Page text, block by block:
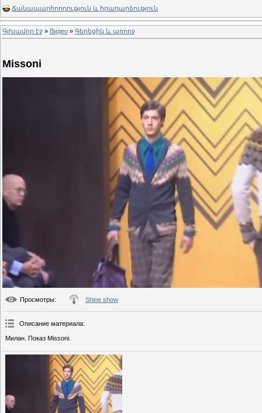
Ճանապարհորդություն և իրադարձություն
Գլխավոր էջ » Видео » Գեղեցիկ և առողջ
Missoni
Просмотры: Shine show
Описание материала:
Милан. Показ Missoni.